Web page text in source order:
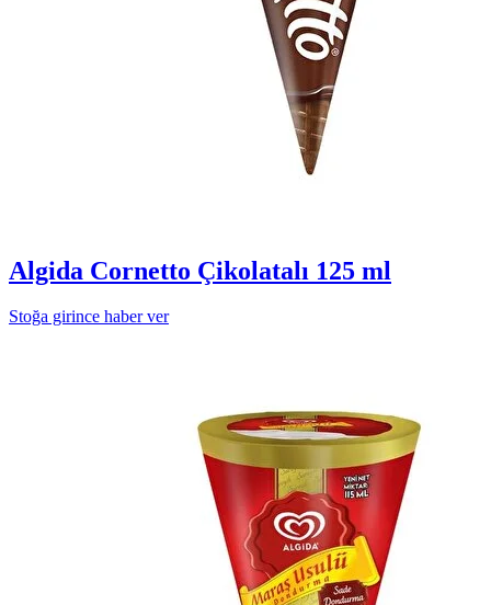
Algida Cornetto Çikolatalı 125 ml
Stoğa girince haber ver